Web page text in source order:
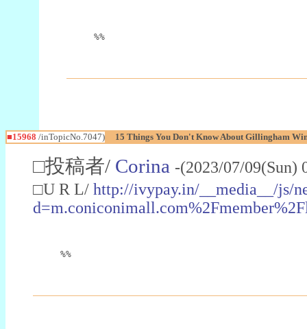
%%
■15968 /inTopicNo.7047) 15 Things You Don't Know About Gillingham
□投稿者/ Corina -(2023/07/
□U R L/ http://ivypay.in/__media__/js/
%%